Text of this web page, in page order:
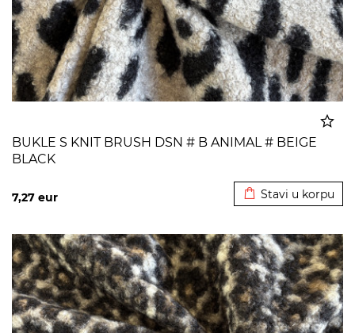
BUKLE S KNIT BRUSH DSN # B ANIMAL # BEIGE
BLACK
7,27 eur Stavi u korpu